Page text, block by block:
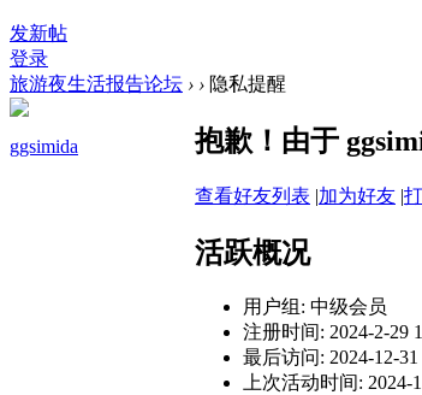
发新帖
登录
旅游夜生活报告论坛 › › 隐私提醒
ggsimida 抱歉！由于
查看好友列表 |加为好友 |
活跃概况
用户组: 中级会员
注册时间: 2024-2-29
最后访问: 2024-12-31
上次活动时间: 2024-